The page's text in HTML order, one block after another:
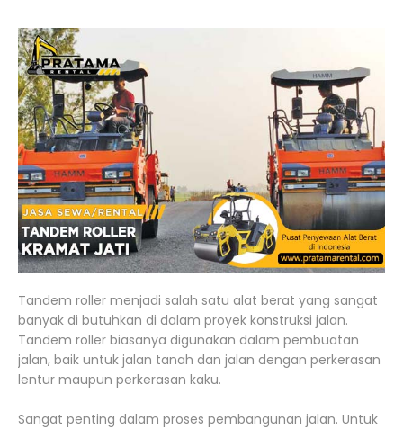
Tandem roller menjadi salah satu alat berat yang sangat
banyak di butuhkan di dalam proyek konstruksi jalan.
Tandem roller biasanya digunakan dalam pembuatan
jalan, baik untuk jalan tanah dan jalan dengan perkerasan
lentur maupun perkerasan kaku.
Sangat penting dalam proses pembangunan jalan. Untuk